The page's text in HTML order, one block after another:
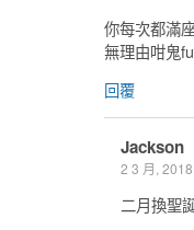
你每次都滿
無理由咁鬼
回覆
Jackson
2 3 月, 2018
二月換聖